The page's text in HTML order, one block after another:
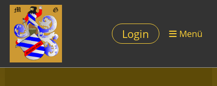
Login Menü